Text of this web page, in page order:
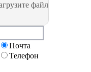
файл
Почта
Телефон